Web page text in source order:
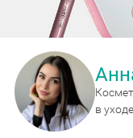
в